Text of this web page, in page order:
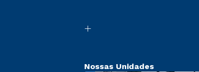
Nossas Unidades